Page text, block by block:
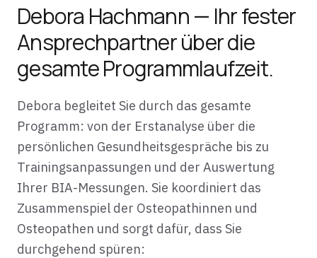
Debora Hachmann — Ihr fester
Ansprechpartner über die
gesamte Programmlaufzeit.
Debora begleitet Sie durch das gesamte
Programm: von der Erstanalyse über die
persönlichen Gesundheitsgespräche bis zu
Trainingsanpassungen und der Auswertung
Ihrer BIA-Messungen. Sie koordiniert das
Zusammenspiel der Osteopathinnen und
Osteopathen und sorgt dafür, dass Sie
durchgehend spüren: